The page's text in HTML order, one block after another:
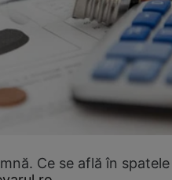
Ce se află în spatele